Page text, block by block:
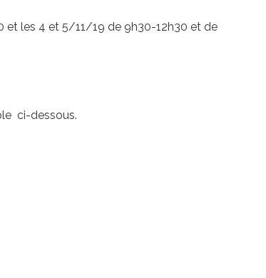
et les 4 et 5/11/19 de 9h30-12h30 et de
ci-dessous.